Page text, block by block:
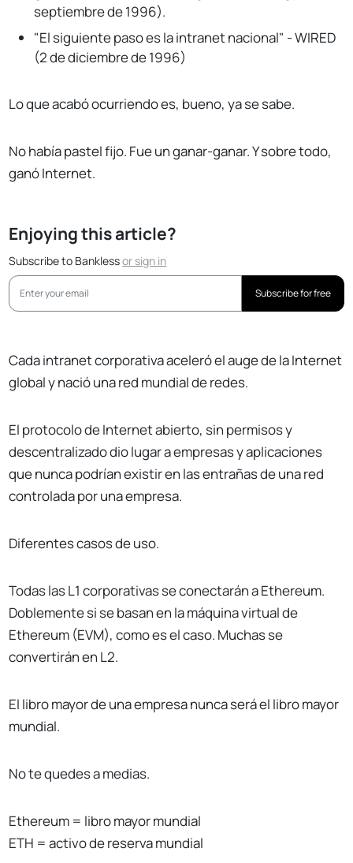
septiembre de 1996).
"El siguiente paso es la intranet nacional" - WIRED
(2 de diciembre de 1996)
Lo que acabó ocurriendo es, bueno, ya se sabe.
No había pastel fijo. Fue un ganar-ganar. Y sobre todo,
ganó Internet.
Enjoying this article?
Subscribe to Banklessorsign in
Subscribe for free
Cada intranet corporativa aceleró el auge de la Internet
global y nació una red mundial de redes.
El protocolo de Internet abierto, sin permisos y
descentralizado dio lugar a empresas y aplicaciones
que nunca podrían existir en las entrañas de una red
controlada por una empresa.
Diferentes casos de uso.
Todas las L1 corporativas se conectarán a Ethereum.
Doblemente si se basan en la máquina virtual de
Ethereum (EVM), como es el caso. Muchas se
convertirán en L2.
El libro mayor de una empresa nunca será el libro mayor
mundial.
No te quedes a medias.
Ethereum = libro mayor mundial
ETH = activo de reserva mundial